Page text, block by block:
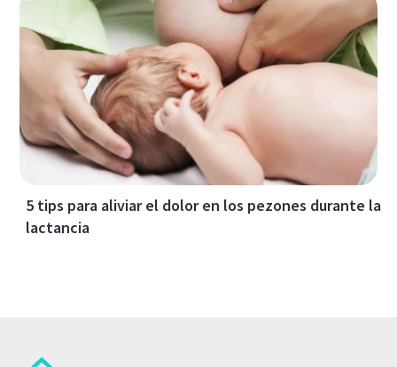
5 tips para aliviar el dolor en los pezones durante la
lactancia